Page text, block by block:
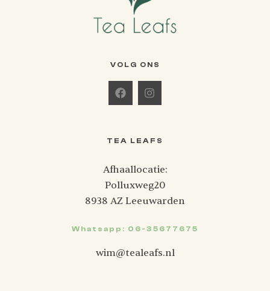
VOLG ONS
TEA LEAFS
Afhaallocatie:
Polluxweg20
8938 AZ Leeuwarden
Whatsapp: 06-35677675
wim@tealeafs.nl